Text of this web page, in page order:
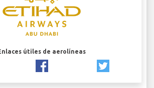
útiles de aerolíneas